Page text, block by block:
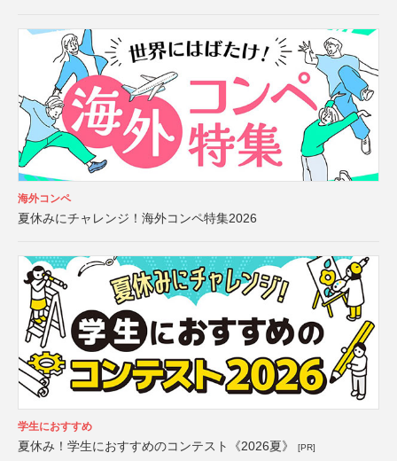
海外コンペ
夏休みにチャレンジ！海外コンペ特集2026
学生におすすめ
夏休み！学生におすすめのコンテスト《2026夏》 [PR]